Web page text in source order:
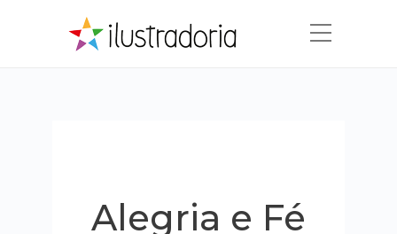
Alegria e Fé